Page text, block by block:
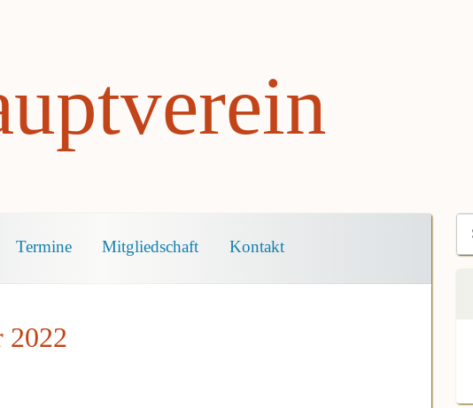
Termine Mitgliedschaft Kontakt
2022